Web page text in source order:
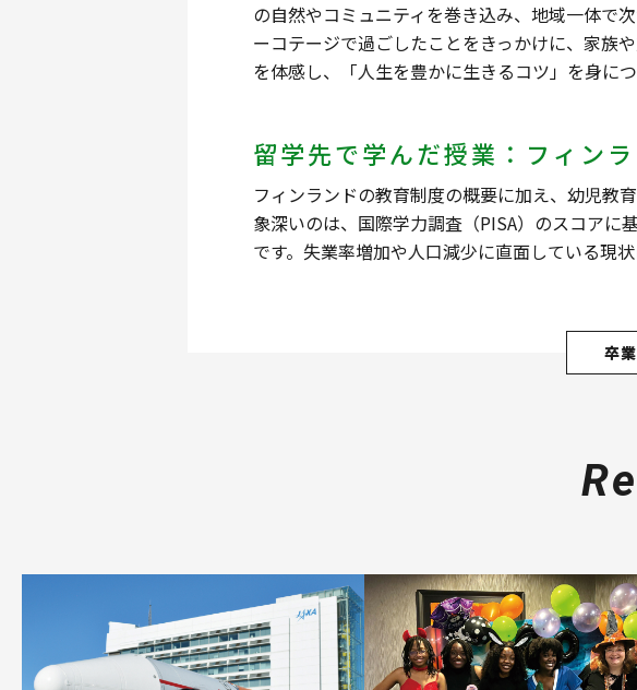
の自然やコミュニティを巻き込み、地域一体で
ーコテージで過ごしたことをきっかけに、家族
を体感し、「人生を豊かに生きるコツ」を身につ
留学先で学んだ授業：フィン
フィンランドの教育制度の概要に加え、幼児教
象深いのは、国際学力調査（PISA）のスコアに
です。失業率増加や人口減少に直面している現
卒